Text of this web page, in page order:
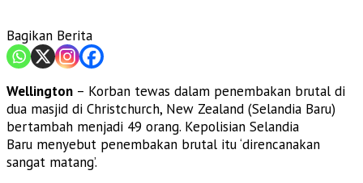
Bagikan Berita
Wellington – Korban tewas dalam penembakan brutal di
dua masjid di Christchurch, New Zealand (Selandia Baru)
bertambah menjadi 49 orang. Kepolisian Selandia
Baru menyebut penembakan brutal itu ‘direncanakan
sangat matang’.